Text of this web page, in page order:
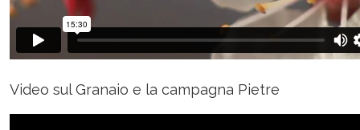
Video sul Granaio e la campagna Pietre